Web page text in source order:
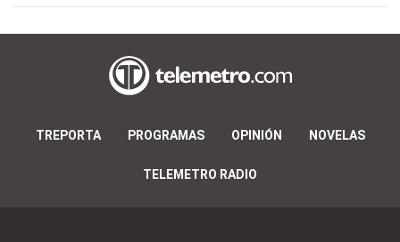
TREPORTA PROGRAMAS OPINIÓN NOVELAS
TELEMETRO RADIO